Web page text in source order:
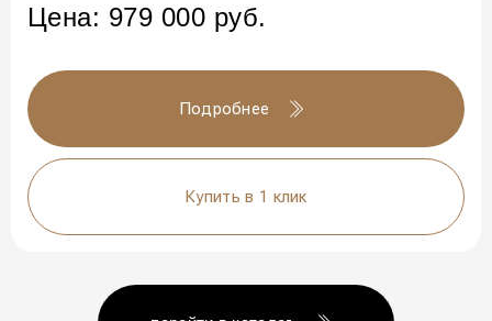
Цена: 979 000 руб.
Подробнее
Купить в 1 клик